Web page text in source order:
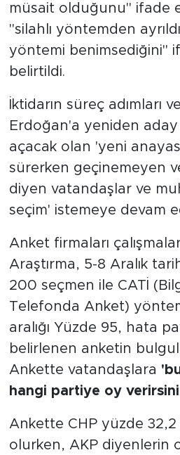
müsait olduğunu" ifade
"silahlı yöntemden
yöntemi benimsediğini"
belirtildi.
İktidarın süreç adımları
Erdoğan'a yeniden
açacak olan 'yeni
sürerken geçinemeyen
diyen vatandaşlar ve
seçim' istemeye devam
Anket firmaları
Araştırma, 5-8 Aralık
200 seçmen ile CATİ
Telefonda Anket)
aralığı Yüzde 95, hata
belirlenen anketin
Ankette vatandaşlara
hangi partiye oy
Ankette CHP yüzde
olurken, AKP diyenlerin
FOTO GALERİ
VİDEOLAR
SOSYAL MEDYA